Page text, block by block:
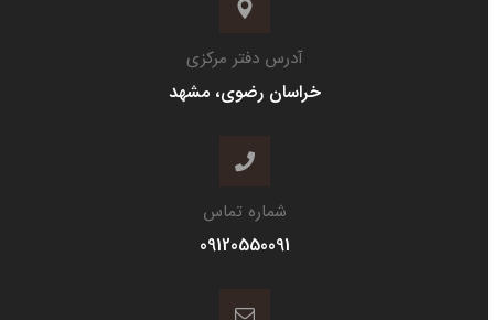
آدرس دفتر مرکزی
خراسان رضوی، مشهد
شماره تماس
09120550091